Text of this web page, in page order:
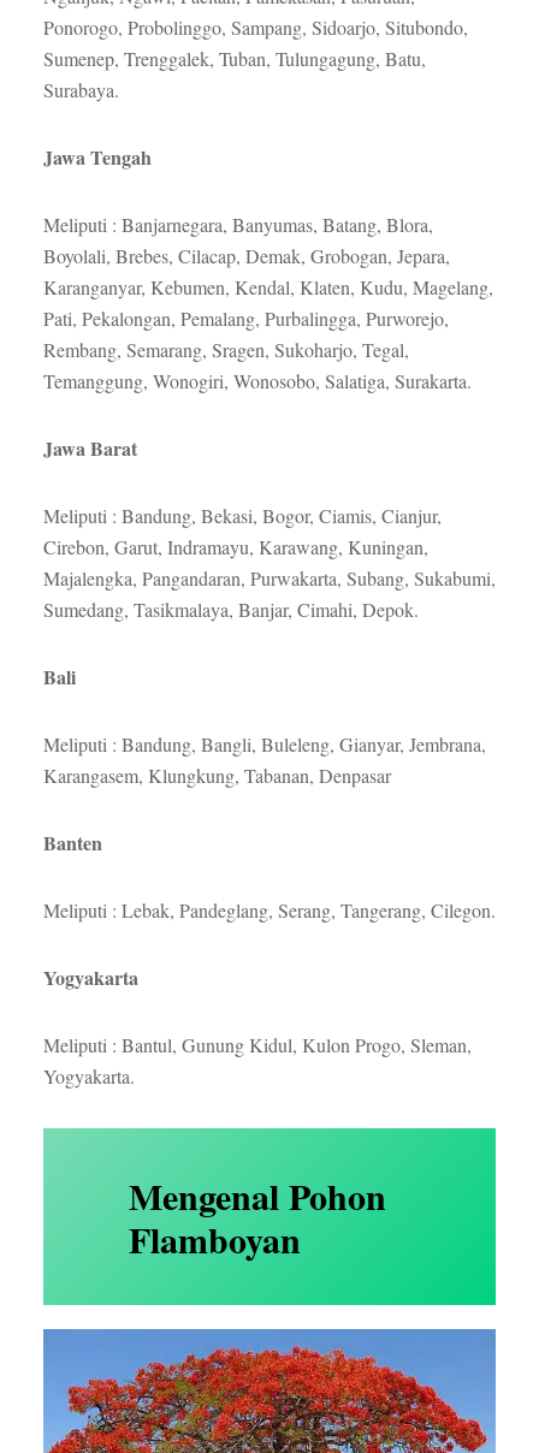
Ponorogo, Probolinggo, Sampang, Sidoarjo, Situbondo,
Sumenep, Trenggalek, Tuban, Tulungagung, Batu,
Surabaya.
JawaTengah
Meliputi : Banjarnegara, Banyumas, Batang, Blora,
Boyolali, Brebes, Cilacap, Demak, Grobogan, Jepara,
Karanganyar, Kebumen, Kendal, Klaten, Kudu, Magelang,
Pati, Pekalongan, Pemalang, Purbalingga, Purworejo,
Rembang, Semarang, Sragen, Sukoharjo, Tegal,
Temanggung, Wonogiri, Wonosobo, Salatiga, Surakarta.
Jawa Barat
Meliputi : Bandung, Bekasi, Bogor, Ciamis, Cianjur,
Cirebon, Garut, Indramayu, Karawang, Kuningan,
Majalengka, Pangandaran, Purwakarta, Subang, Sukabumi,
Sumedang, Tasikmalaya, Banjar, Cimahi, Depok.
Bali
Meliputi : Bandung, Bangli, Buleleng, Gianyar, Jembrana,
Karangasem, Klungkung, Tabanan, Denpasar
Banten
Meliputi : Lebak, Pandeglang, Serang, Tangerang, Cilegon.
Yogyakarta
Meliputi : Bantul, Gunung Kidul, Kulon Progo, Sleman,
Yogyakarta.
Mengenal Pohon
Flamboyan